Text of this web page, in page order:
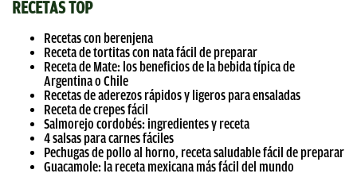
RECETAS TOP
Recetas con berenjena
Receta de tortitas con nata fácil de preparar
Receta de Mate: los beneficios de la bebida típica de
Argentina o Chile
Recetas de aderezos rápidos y ligeros para ensaladas
Receta de crepes fácil
Salmorejo cordobés: ingredientes y receta
4 salsas para carnes fáciles
Pechugas de pollo al horno, receta saludable fácil de preparar
Guacamole: la receta mexicana más fácil del mundo